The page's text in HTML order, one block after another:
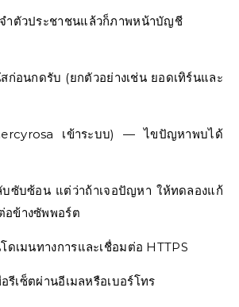
ำตัวประชาชนแล้วก็ภาพหน้าบัญชี
ก่อนกดรับ (ยกตัวอย่างเช่น ยอดเทิร์นและ
เข้าระบบ) — ไขปัญหาพบได้
บซับซ้อน แต่ว่าถ้าเจอปัญหา ให้ทดลองแก้
อข้างซัพพอร์ต
ดเมนทางการและเชื่อมต่อ HTTPS
รีเซ็ตผ่านอีเมลหรือเบอร์โทร